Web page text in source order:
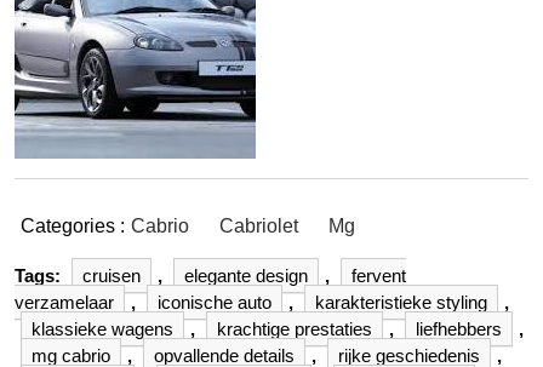
Categories : Cabrio Cabriolet Mg
Tags: cruisen , elegante design ,
fervent
verzamelaar
, iconische auto , karakteristieke styling
,
klassieke wagens
, krachtige prestaties , liefhebbers
,
mg cabrio
, opvallende details , rijke geschiedenis
,